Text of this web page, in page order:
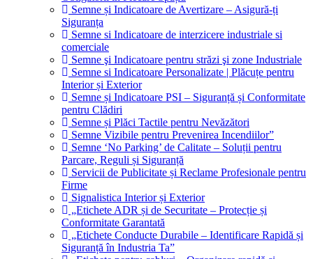
Semne și Indicatoare de Avertizare – Asigură-ți
Siguranța
Semne si Indicatoare de interzicere industriale si
comerciale
Semne şi Indicatoare pentru străzi şi zone Industriale
Semne si Indicatoare Personalizate | Plăcuțe pentru
Interior și Exterior
Semne și Indicatoare PSI – Siguranță și Conformitate
pentru Clădiri
Semne și Plăci Tactile pentru Nevăzători
Semne Vizibile pentru Prevenirea Incendiilor”
Semne ‘No Parking’ de Calitate – Soluții pentru
Parcare, Reguli și Siguranță
Servicii de Publicitate și Reclame Profesionale pentru
Firme
Signalistica Interior și Exterior
„Etichete ADR și de Securitate – Protecție și
Conformitate Garantată
„Etichete Conducte Durabile – Identificare Rapidă și
Siguranță în Industria Ta”